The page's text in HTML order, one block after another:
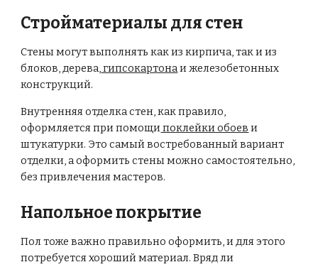
Стройматериалы для стен
Стены могут выполнять как из кирпича, так и из
блоков, дерева,гипсокартонаи железобетонных
конструкций.
Внутренняя отделка стен, как правило,
оформляется при помощи поклейки обоев и
штукатурки. Это самый востребованный вариант
отделки, а оформить стены можно самостоятельно,
без привлечения мастеров.
Напольное покрытие
Пол тоже важно правильно оформить, и для этого
потребуется хороший материал. Вряд ли